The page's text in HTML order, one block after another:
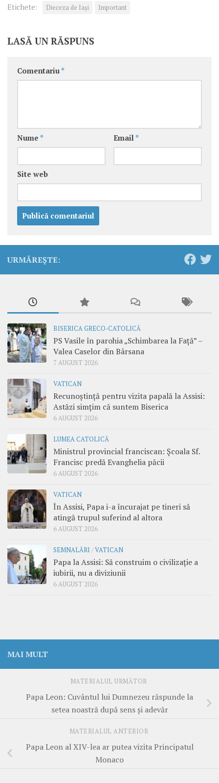
Etichete: Dieceza de Iași Important
LASĂ UN RĂSPUNS
Comentariu *
Nume * Email *
Site web
URMĂREȘTE:
BISERICA GRECO-CATOLICĂ
PS Vasile în parohia „Schimbarea la Față” –
Valea Caselor din Bârsana
7 AUGUST 2026
VATICAN
Recunoștință pentru vizita papală la Assisi:
Astăzi simțim că suntem Biserica
6 AUGUST 2026
LUMEA CATOLICĂ
Ministrul provincial franciscan: Școala Sf.
Francisc predă Evanghelia păcii
6 AUGUST 2026
VATICAN
În Assisi, Papa i-a încurajat pe tineri să
atingă trupul suferind al altora
6 AUGUST 2026
SEMNALĂRI /VATICAN
Papa la Assisi: Să construim o civilizație a
iubirii, nu a diviziunii
6 AUGUST 2026
MAI MULT
MATERIALUL URMĂTOR
Papa Leon: Cuvântul lui Dumnezeu răspunde la
setea noastră după sens și adevăr
MATERIALUL ANTERIOR
Papa Leon al XIV-lea ar putea vizita Principatul
Monaco